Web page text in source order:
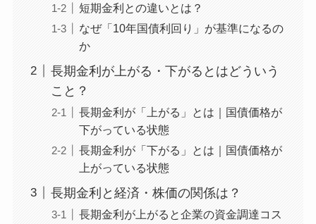
短期金利との違いとは？
なぜ「10年国債利回り」が基準になるの
か
長期金利が上がる・下がるとはどういう
こと？
長期金利が「上がる」とは｜国債価格が
下がっている状態
長期金利が「下がる」とは｜国債価格が
上がっている状態
長期金利と経済・株価の関係は？
長期金利が上がると企業の資金調達コス